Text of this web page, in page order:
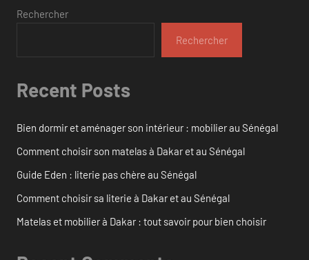
Rechercher
Rechercher
Recent Posts
Bien dormir et aménager son intérieur : mobilier au Sénégal
Comment choisir son matelas à Dakar et au Sénégal
Guide Eden : literie pas chère au Sénégal
Comment choisir sa literie à Dakar et au Sénégal
Matelas et mobilier à Dakar : tout savoir pour bien choisir